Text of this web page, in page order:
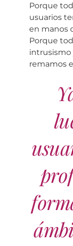
Porque
usuarios
en manos
Porque
intrusismo
remamos